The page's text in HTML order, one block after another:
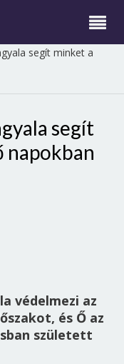
segít minket a
segít
napokban
védelmezi az
és Ő az
született